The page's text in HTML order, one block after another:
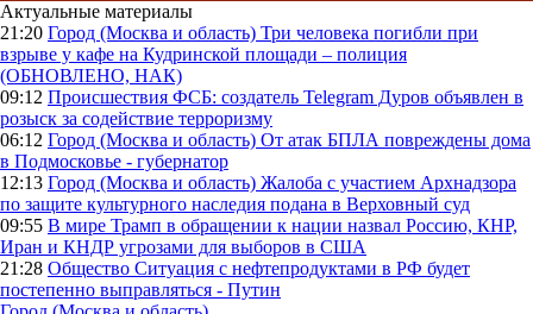
Актуальные материалы
21:20 Город (Москва и область) Три человека погибли при
взрыве у кафе на Кудринской площади – полиция
(ОБНОВЛЕНО, НАК)
09:12 Происшествия ФСБ: создатель Telegram Дуров объявлен в
розыск за содействие терроризму
06:12 Город (Москва и область) От атак БПЛА повреждены дома
в Подмосковье - губернатор
12:13 Город (Москва и область) Жалоба с участием Архнадзора
по защите культурного наследия подана в Верховный суд
09:55 В мире Трамп в обращении к нации назвал Россию, КНР,
Иран и КНДР угрозами для выборов в США
21:28 Общество Ситуация с нефтепродуктами в РФ будет
постепенно выправляться - Путин